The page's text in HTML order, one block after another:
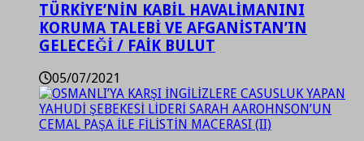
TÜRKİYE’NİN KABİL HAVALİMANINI
KORUMA TALEBİ VE AFGANİSTAN’IN
GELECEĞİ / FAİK BULUT
05/07/2021